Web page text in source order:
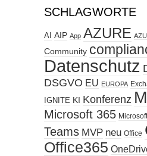
SCHLAGWORTE
AI AIP App AZURE
Community
Datenschutz
DSGVO EU EUROPA
IGNITE KI Konferenz
Microsoft 365
Teams MVP neu Office
Office365